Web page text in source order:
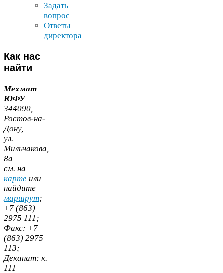
Задать
вопрос
Ответы
директора
Как нас
найти
Мехмат
ЮФУ
344090
Ростов-​на-​
Дону,
ул.
Мильчакова,
8а
cм. на
карте или
найдите
маршрут;
+7 (863)
2975 111 ;
Факс: +7
(863) 2975
113;
Деканат: к.
111